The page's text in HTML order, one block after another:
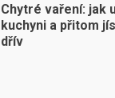
Chytré vaření: jak
kuchyni a přitom
dřív